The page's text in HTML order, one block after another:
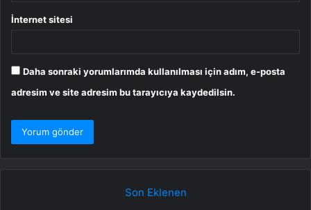
İnternet sitesi
Daha sonraki yorumlarımda kullanılması için adım, e-posta
adresim ve site adresim bu tarayıcıya kaydedilsin.
Son Eklenen